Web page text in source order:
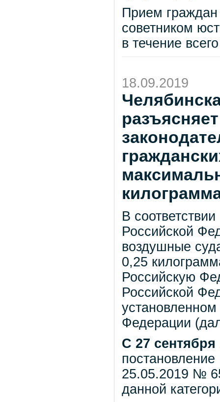
Прием
советником
в течение
18.09.2019
В
Российской
воздушные
0,25
Российскую
Российской
Федерации
С 27 сентября
25.05.2019 №
данной